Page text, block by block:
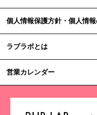
個人情報保護方針・個人情
ラブラボとは
営業カレンダー